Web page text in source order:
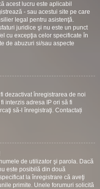
acest lucru este aplicabil
- sau acestui site pe care
legal pentru asistenţă.
juridice şi nu este un punct
cu excepţia celor specificate în
de abuzuri si/sau aspecte
dezactivat înregistrarea de noi
interzis adresa IP ori să fi
să-l înregistraţi. Contactați
de utilizator şi parola. Dacă
este posibilă din două
la înregistrare că aveţi
primite. Unele forumuri solicită